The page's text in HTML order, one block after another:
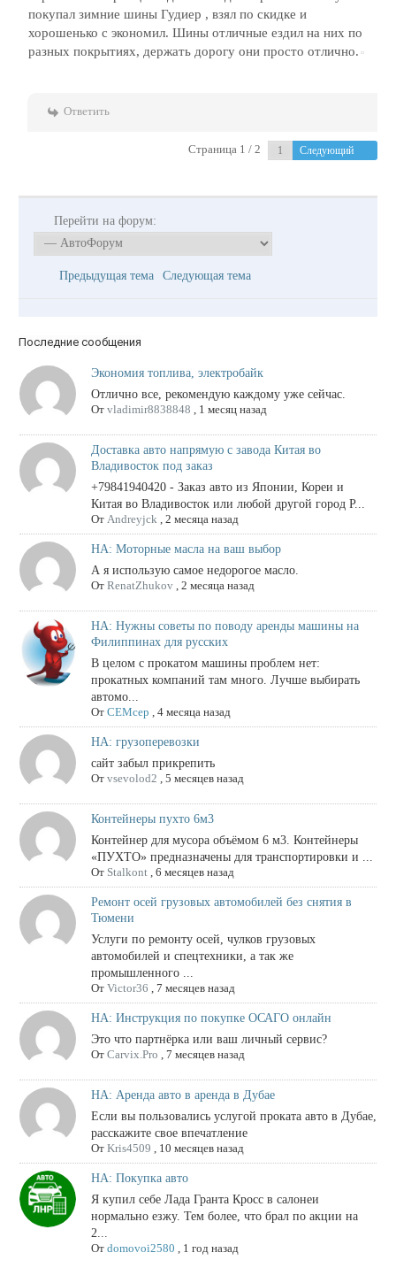
покупал зимние шины Гудиер , взял по скидке и
хорошенько с экономил. Шины отличные ездил на них по
разных покрытиях, держать дорогу они просто отлично.
Ответить
Страница 1 / 2 Следующий
Перейти на форум:
Предыдущая тема Следующая тема
Последние сообщения
Экономия топлива, электробайк
Отлично все, рекомендую каждому уже сейчас.
От vladimir8838848 1 месяц назад
Доставка авто напрямую с завода Китая во
Владивосток под заказ
+79841940420 - Заказ авто из Японии, Кореи и
Китая во Владивосток или любой другой город Р...
От Andreyjck 2 месяца назад
НА: Моторные масла на ваш выбор
А я использую самое недорогое масло.
От RenatZhukov, 2 месяца назад
НА: Нужны советы по поводу аренды машины на
Филиппинах для русских
В целом с прокатом машины проблем нет:
прокатных компаний там много. Лучше выбирать
автомо...
От СЕМсер 4 месяца назад
НА: грузоперевозки
сайт забыл прикрепить
От vsevolod2 5 месяцев назад
Контейнеры пухто 6м3
Контейнер для мусора объёмом 6 м3. Контейнеры
«ПУХТО» предназначены для транспортировки и ...
От Stalkont, 6 месяцев назад
Ремонт осей грузовых автомобилей без снятия в
Тюмени
Услуги по ремонту осей, чулков грузовых
автомобилей и спецтехники, а так же
промышленного ...
От Victor36 7 месяцев назад
НА: Инструкция по покупке ОСАГО онлайн
Это что партнёрка или ваш личный сервис?
От Carvix.Pro 7 месяцев назад
НА: Аренда авто в аренда в Дубае
Если вы пользовались услугой проката авто в Дубае,
расскажите свое впечатление
От Kris4509 10 месяцев назад
НА: Покупка авто
Я купил себе Лада Гранта Кросс в салонеи
нормально езжу. Тем более, что брал по акции на
2...
От domovoi2580 1 год назад